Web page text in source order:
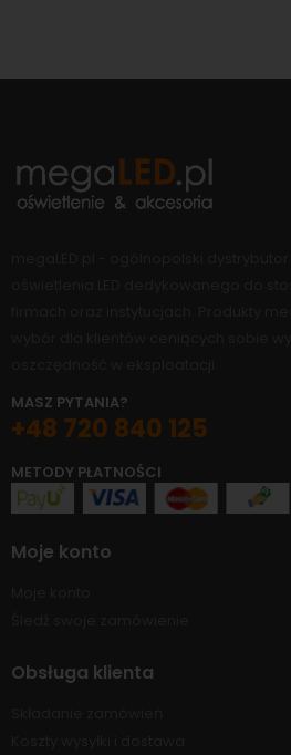
MASZ PYTANIA?
+48 720 840 125
METODY PŁATNOŚCI
Moje konto
Obsługa klienta